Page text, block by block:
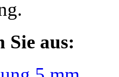
Sie aus: